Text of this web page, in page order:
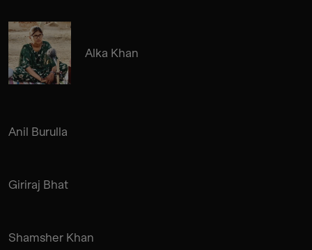
Alka Khan
Anil Burulla
Giriraj Bhat
Shamsher Khan